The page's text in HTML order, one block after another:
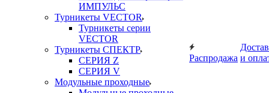
ИМПУЛЬС
Турникеты VECTOR
Турникеты серии
VECTOR
Турникеты СПЕКТР
СЕРИЯ Z
СЕРИЯ V
Модульные проходные
Распродажа и